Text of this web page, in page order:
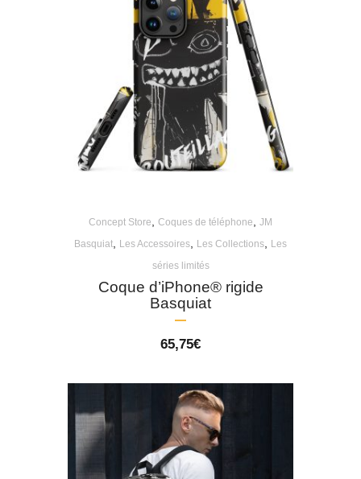
Concept Store Coques de téléphone
JM
Basquiat
Les Accessoires Les Collections
Les
séries limités
Coque d’iPhone® rigide
Basquiat
65,75€